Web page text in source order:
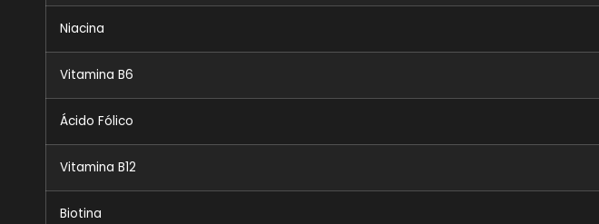
Niacina
Vitamina B6
Ácido Fólico
Vitamina B12
Biotina